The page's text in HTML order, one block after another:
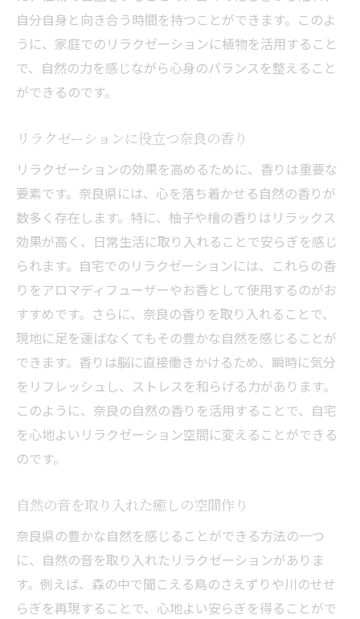
自分自身と向き合う時間を持つことができます。このよ
うに、家庭でのリラクゼーションに植物を活用すること
で、自然の力を感じながら心身のバランスを整えること
ができるのです。
リラクゼーションに役立つ奈良の香り
リラクゼーションの効果を高めるために、香りは重要な
要素です。奈良県には、心を落ち着かせる自然の香りが
数多く存在します。特に、柚子や檜の香りはリラックス
効果が高く、日常生活に取り入れることで安らぎを感じ
られます。自宅でのリラクゼーションには、これらの香
りをアロマディフューザーやお香として使用するのがお
すすめです。さらに、奈良の香りを取り入れることで、
現地に足を運ばなくてもその豊かな自然を感じることが
できます。香りは脳に直接働きかけるため、瞬時に気分
をリフレッシュし、ストレスを和らげる力があります。
このように、奈良の自然の香りを活用することで、自宅
を心地よいリラクゼーション空間に変えることができる
のです。
自然の音を取り入れた癒しの空間作り
奈良県の豊かな自然を感じることができる方法の一つ
に、自然の音を取り入れたリラクゼーションがありま
す。例えば、森の中で聞こえる鳥のさえずりや川のせせ
らぎを再現することで、心地よい安らぎを得ることがで